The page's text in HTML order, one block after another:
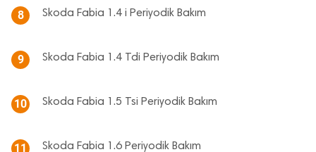
8 Skoda Fabia 1.4 i Periyodik Bakım
9 Skoda Fabia 1.4 Tdi Periyodik Bakım
10 Skoda Fabia 1.5 Tsi Periyodik Bakım
11 Skoda Fabia 1.6 Periyodik Bakım